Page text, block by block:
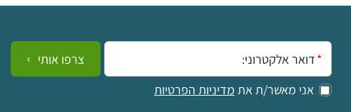
אימייל:
אני מאשר/ת את מדיניות הפרטיות
צרפו אותי